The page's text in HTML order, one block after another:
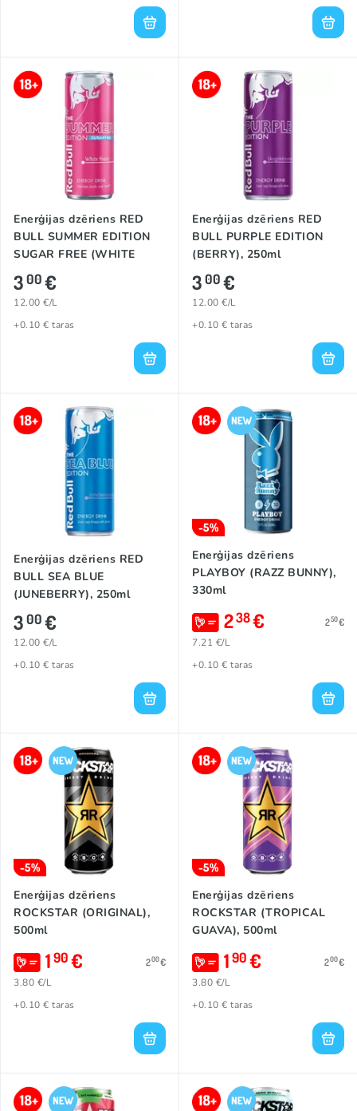
Enerģijas dzēriens RED
BULL SUMMER EDITION
SUGAR FREE (WHITE
PEACH), 250ml
300€
12.00 €/L
+0.10 € taras
Enerģijas dzēriens RED
BULL PURPLE EDITION
(BERRY), 250ml
300€
12.00 €/L
+0.10 € taras
Enerģijas dzēriens RED
BULL SEA BLUE
(JUNEBERRY), 250ml
300€
12.00 €/L
+0.10 € taras
-5%
Enerģijas dzēriens
PLAYBOY (RAZZ BUNNY),
330ml
238€ 250€
7.21 €/L
+0.10 € taras
-5%
Enerģijas dzēriens
ROCKSTAR (ORIGINAL),
500ml
190€ 200€
3.80 €/L
+0.10 € taras
-5%
Enerģijas dzēriens
ROCKSTAR (TROPICAL
GUAVA), 500ml
190€ 200€
3.80 €/L
+0.10 € taras